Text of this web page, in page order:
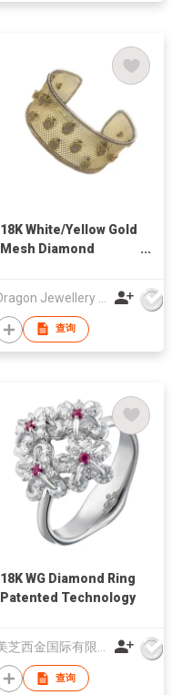
18K White/Yellow Gold
Mesh Diamond
查询
18K WG Diamond Ring
Patented Technology
查询